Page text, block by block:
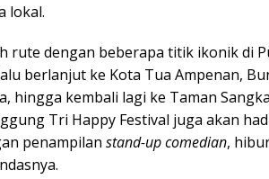
lokal.
rute dengan beberapa titik ikonik di
berlanjut ke Kota Tua Ampenan,
hingga kembali lagi ke Taman
Tri Happy Festival juga akan
penampilan stand-up comedian,